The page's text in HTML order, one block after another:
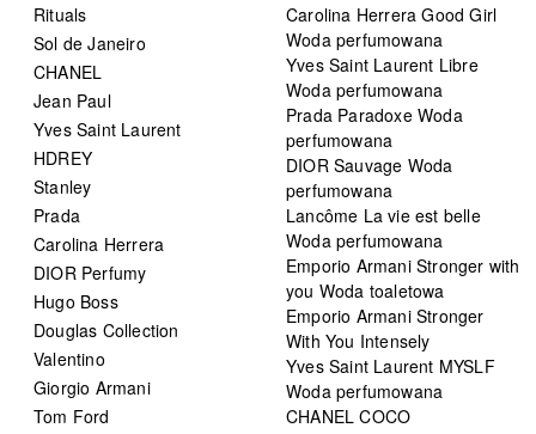
Rituals
Sol de Janeiro
CHANEL
Jean Paul
Yves Saint Laurent
HDREY
Stanley
Prada
Carolina Herrera
DIOR Perfumy
Hugo Boss
Douglas Collection
Valentino
Giorgio Armani
Tom Ford
Carolina Herrera Good Girl
Woda perfumowana
Yves Saint Laurent Libre
Woda perfumowana
Prada Paradoxe Woda
perfumowana
DIOR Sauvage Woda
perfumowana
Lancôme La vie est belle
Woda perfumowana
Emporio Armani Stronger with
you Woda toaletowa
Emporio Armani Stronger
With You Intensely
Yves Saint Laurent MYSLF
Woda perfumowana
CHANEL COCO